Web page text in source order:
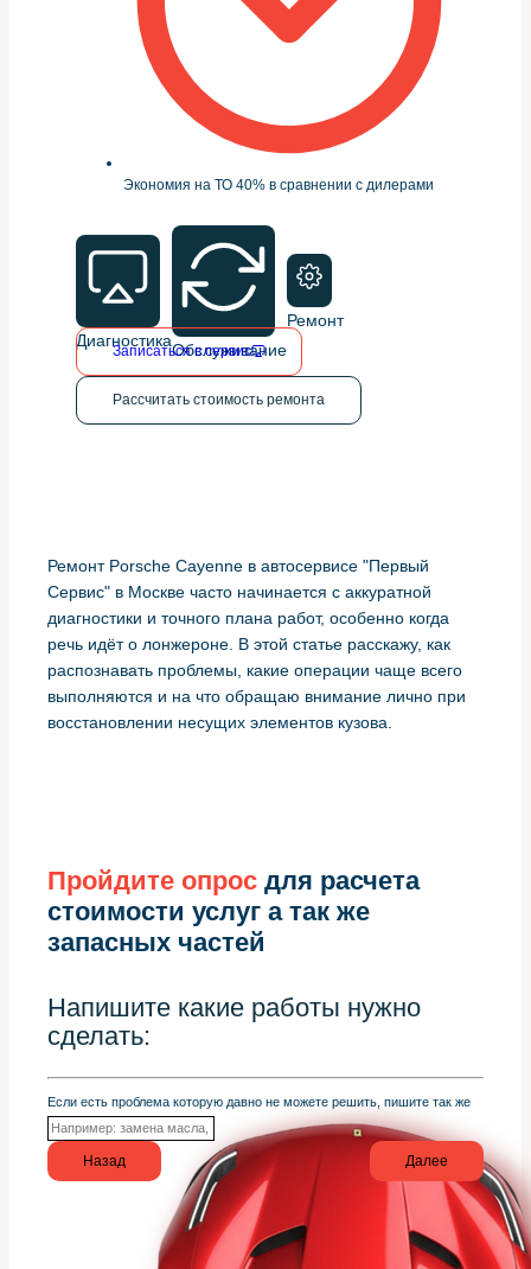
Экономия на ТО 40% в сравнении с дилерами
ДиагностикаОбслуживание
Ремонт
Записаться в сервис
Рассчитать стоимость ремонта
Ремонт Porsche Cayenne в автосервисе "Первый
Сервис" в Москве часто начинается с аккуратной
диагностики и точного плана работ, особенно когда
речь идёт о лонжероне. В этой статье расскажу, как
распознавать проблемы, какие операции чаще всего
выполняются и на что обращаю внимание лично при
восстановлении несущих элементов кузова.
Пройдите опрос для расчета
стоимости услуг а так же
запасных частей
Напишите какие работы нужно
сделать:
Если есть проблема которую давно не можете решить, пишите так же
Назад Далее